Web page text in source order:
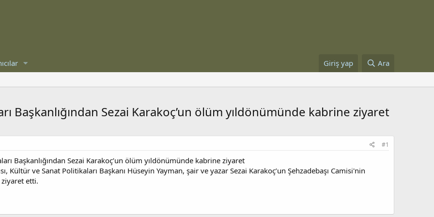
Giriş yap Ara
Başkanlığından Sezai Karakoç’un ölüm yıldönümünde kabrine ziyaret
#1
Başkanlığından Sezai Karakoç’un ölüm yıldönümünde kabrine ziyaret
Kültür ve Sanat Politikaları Başkanı Hüseyin Yayman, şair ve yazar Sezai Karakoç’un Şehzadebaşı Camisi'nin
etti.